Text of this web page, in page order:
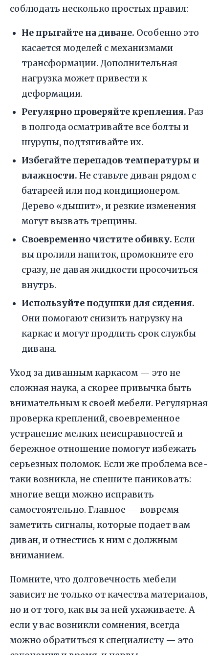
соблюдать несколько простых правил:
Не прыгайте на диване. Особенно это
касается моделей с механизмами
трансформации. Дополнительная
нагрузка может привести к
деформации.
Регулярно проверяйте крепления. Раз
в полгода осматривайте все болты и
шурупы, подтягивайте их.
Избегайте перепадов температуры и
влажности. Не ставьте диван рядом с
батареей или под кондиционером.
Дерево «дышит», и резкие изменения
могут вызвать трещины.
Своевременно чистите обивку. Если
вы пролили напиток, промокните его
сразу, не давая жидкости просочиться
внутрь.
Используйте подушки для сидения.
Они помогают снизить нагрузку на
каркас и могут продлить срок службы
дивана.
Уход за диванным каркасом — это не
сложная наука, а скорее привычка быть
внимательным к своей мебели. Регулярная
проверка креплений, своевременное
устранение мелких неисправностей и
бережное отношение помогут избежать
серьезных поломок. Если же проблема все-
таки возникла, не спешите паниковать:
многие вещи можно исправить
самостоятельно. Главное — вовремя
заметить сигналы, которые подает вам
диван, и отнестись к ним с должным
вниманием.
Помните, что долговечность мебели
зависит не только от качества материалов,
но и от того, как вы за ней ухаживаете. А
если у вас возникли сомнения, всегда
можно обратиться к специалисту — это